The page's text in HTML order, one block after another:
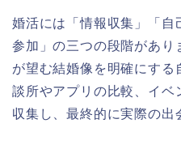
婚活には「情報収集」「自
参加」の三つの段階があり
が望む結婚像を明確にする
談所やアプリの比較、イベ
収集し、最終的に実際の出